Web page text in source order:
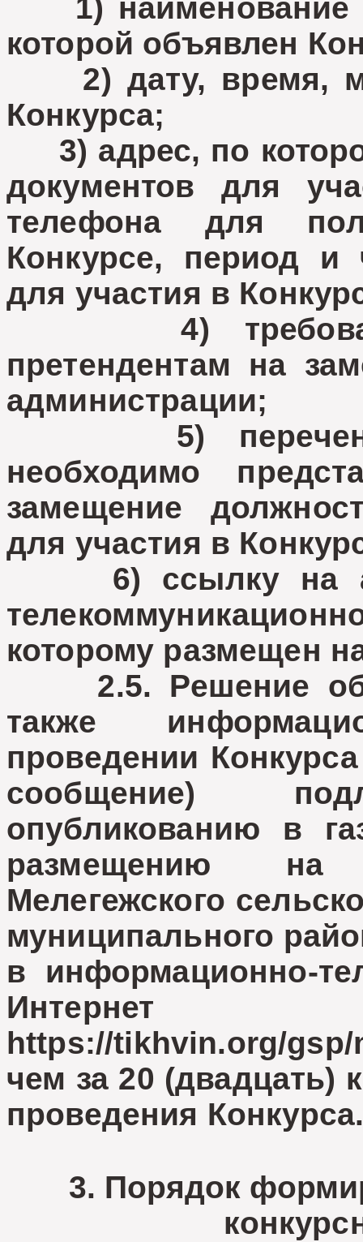
1) наименование
которой объявлен
2) дату, время,
Конкурса;
3) адрес, по
документов для
телефона для
Конкурсе, период и
для участия в
4)
претендентам на
администрации;
5) перечень
необходимо
замещение
для участия в
6) ссылку на
которому размещен
2.5. Решение об
также
проведении
сообщение)
опубликованию в
размещению на
Мелегежского
муниципального
в информационно-
https://tikhvin.org/
чем за 20 (двадцать)
проведения
3. Порядок